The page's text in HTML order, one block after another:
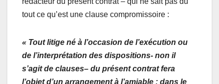
tout ce qu’est une clause compromissoire :
« Tout litige né à l’occasion de l’exécution ou
de l’interprétation des dispositions- non il
s’agit de clauses– du présent contrat fera
l’objet d’un arrangement à l’amiable ; dans le